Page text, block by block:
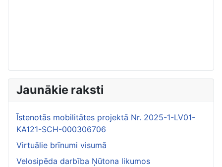
Jaunākie raksti
Īstenotās mobilitātes projektā Nr. 2025-1-LV01-
KA121-SCH-000306706
Virtuālie brīnumi visumā
Velosipēda darbība Ņūtona likumos